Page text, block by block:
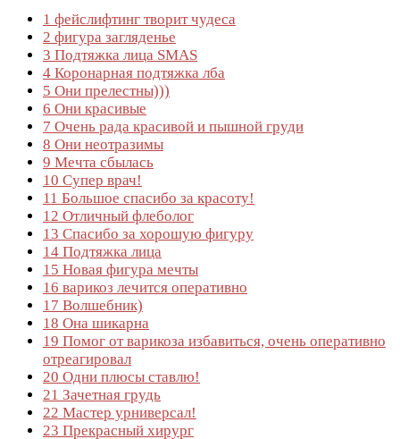
1 фейслифтинг творит чудеса
2 фигура загляденье
3 Подтяжка лица SMAS
4 Коронарная подтяжка лба
5 Они прелестны)))
6 Они красивые
7 Очень рада красивой и пышной груди
8 Они неотразимы
9 Мечта сбылась
10 Супер врач!
11 Большое спасибо за красоту!
12 Отличный флеболог
13 Спасибо за хорошую фигуру
14 Подтяжка лица
15 Новая фигура мечты
16 варикоз лечится оперативно
17 Волшебник)
18 Она шикарна
19 Помог от варикоза избавиться, очень оперативно
отреагировал
20 Одни плюсы ставлю!
21 Зачетная грудь
22 Мастер урниверсал!
23 Прекрасный хирург